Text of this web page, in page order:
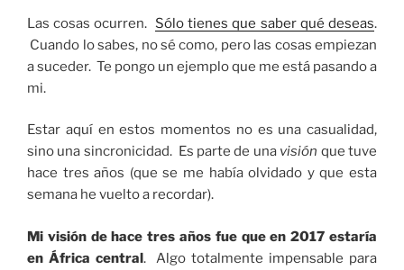
Las cosas ocurren. Sólo tienes que saber qué deseas.
Cuando lo sabes, no sé como, pero las cosas empiezan
a suceder. Te pongo un ejemplo que me está pasando a
mi.
Estar aquí en estos momentos no es una casualidad,
sino una sincronicidad. Es parte de una visión que tuve
hace tres años (que se me había olvidado y que esta
semana he vuelto a recordar).
Mi visión de hace tres años fue que en 2017 estaría
en África central. Algo totalmente impensable para